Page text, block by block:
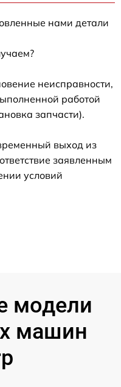
нами детали
неисправности,
работой
запчасти).
выход из
заявленным
условий
модели
машин